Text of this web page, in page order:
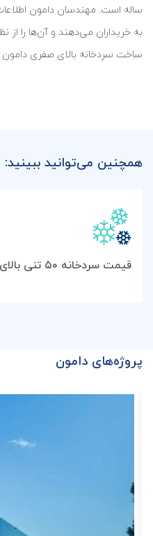
ساله است. مهندسان دامون
به خریداران می‌دهند و آن‌ها را از
ساخت سردخانه بالای صفری
همچنین می‌توانید ببینید:
قیمت سردخانه ۵۰ تنی بالای صفر
پروژه‌های دامون